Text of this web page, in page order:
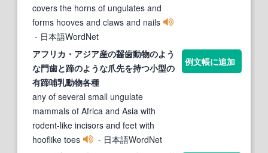
covers the horns of ungulates and
forms hooves and claws and nails
- 日本語WordNet
アフリカ・アジア産の齧歯動物のよう
な門歯と蹄のような爪先を持つ小型の
有蹄哺乳動物各種
any of several small ungulate
mammals of Africa and Asia with
rodent-like incisors and feet with
hooflike toes
- 日本語WordNet
例文帳に追加